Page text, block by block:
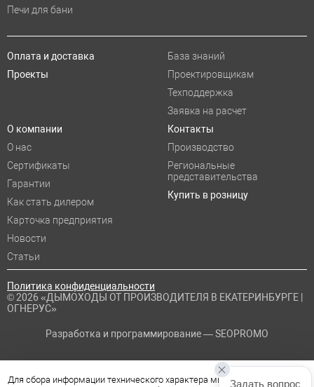
Печи для бани
Политика конфиденциальности
© 2026 «ДЫМОХОДЫ ОТ ПРОИЗВОДИТЕЛЯ В ЕКАТЕРИНБУРГЕ |
ОГНЕРУС»
Разработка и программирование —SEOPROMO
Оплата и доставка
Проекты
База знаний
Проектировщикам
Техподдержка
Заявка на расчет
О компании
О нас
Сертификаты
Гарантии
Как стать дилером
Карточка предприятия
Новости
Статьи
Контакты
Производство
Региональные
представительства
Купить в розницу
Для сбора информации технического характера мы используем файлы
Задать вопрос